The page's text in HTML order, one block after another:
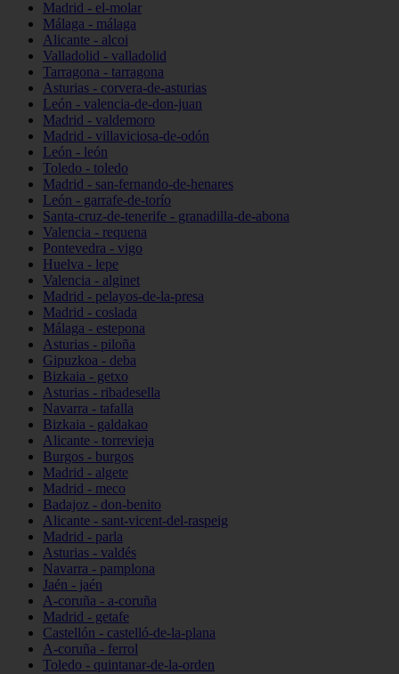
Madrid - el-molar
Málaga - málaga
Alicante - alcoi
Valladolid - valladolid
Tarragona - tarragona
Asturias - corvera-de-asturias
León - valencia-de-don-juan
Madrid - valdemoro
Madrid - villaviciosa-de-odón
León - león
Toledo - toledo
Madrid - san-fernando-de-henares
León - garrafe-de-torío
Santa-cruz-de-tenerife - granadilla-de-abona
Valencia - requena
Pontevedra - vigo
Huelva - lepe
Valencia - alginet
Madrid - pelayos-de-la-presa
Madrid - coslada
Málaga - estepona
Asturias - piloña
Gipuzkoa - deba
Bizkaia - getxo
Asturias - ribadesella
Navarra - tafalla
Bizkaia - galdakao
Alicante - torrevieja
Burgos - burgos
Madrid - algete
Madrid - meco
Badajoz - don-benito
Alicante - sant-vicent-del-raspeig
Madrid - parla
Asturias - valdés
Navarra - pamplona
Jaén - jaén
A-coruña - a-coruña
Madrid - getafe
Castellón - castelló-de-la-plana
A-coruña - ferrol
Toledo - quintanar-de-la-orden